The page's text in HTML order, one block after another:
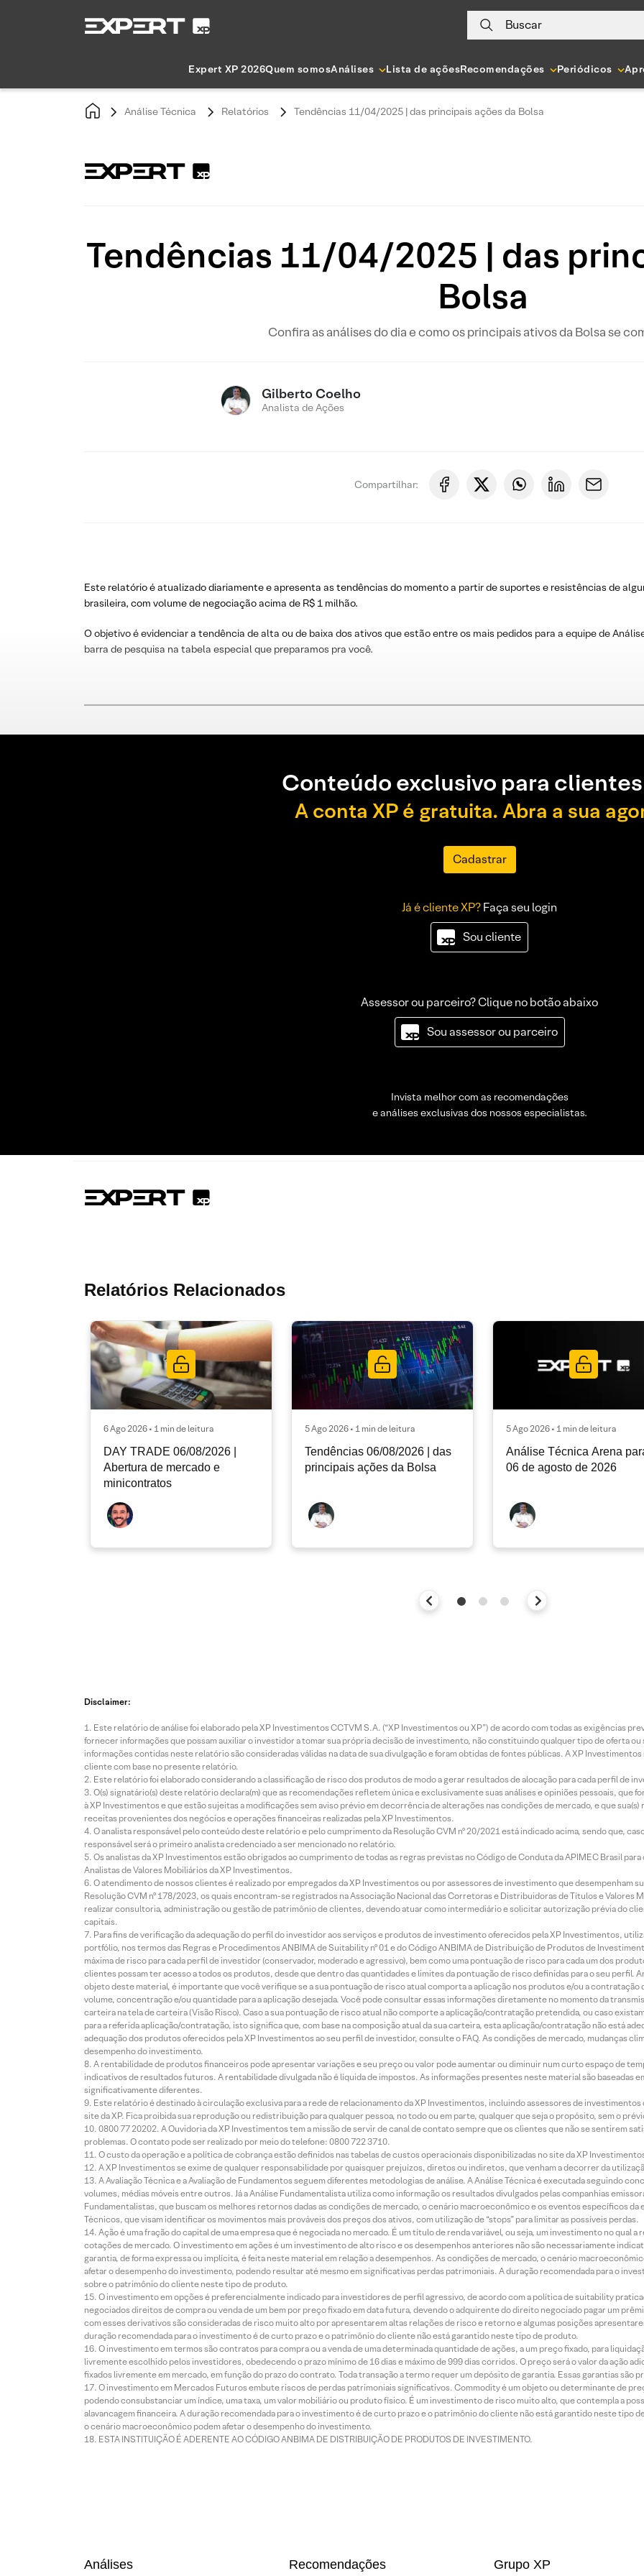
Buscar
Expert XP 2026Quem somosAnálises Lista de açõesRecomendações Periódicos
Análise Técnica Relatórios Tendências 11/04/2025 | das principais ações da Bolsa
Tendências 11/04/2025 | das
Bolsa
Confira as análises do dia e como os principais ativos da Bolsa se
Gilberto Coelho
Analista de Ações
Compartilhar:
Este relatório é atualizado diariamente e apresenta as tendências do momento a partir de suportes e resistências de
brasileira, com volume de negociação acima de R$ 1 milhão.
O objetivo é evidenciar a tendência de alta ou de baixa dos ativos que estão entre os mais pedidos para a equipe de
barra de pesquisa na tabela especial que preparamos pra você.
Conteúdo exclusivo para
A conta XP é gratuita. Abra a sua
Cadastrar
Já é cliente XP?Faça seu login
Sou cliente
Assessor ou parceiro? Clique no botão abaixo
Sou assessor ou parceiro
Invista melhor com as recomendações
e análises exclusivas dos nossos especialistas.
Relatórios Relacionados
6 Ago 2026 • 1 min de leitura
DAY TRADE 06/08/2026 |
Abertura de mercado e
minicontratos
5 Ago 2026 • 1 min de leitura
Tendências 06/08/2026 | das
principais ações da Bolsa
5 Ago 2026 • 1 min de leitura
Análise Técnica Arena
06 de agosto de 2026
Disclaimer:
Este relatório de análise foi elaborado pela XP Investimentos CCTVM S.A. (“XP Investimentos ou XP”) de acordo com todas as exigências
fornecer informações que possam auxiliar o investidor a tomar sua própria decisão de investimento, não constituindo qualquer tipo de oferta
informações contidas neste relatório são consideradas válidas na data de sua divulgação e foram obtidas de fontes públicas. A XP
cliente com base no presente relatório.
Este relatório foi elaborado considerando a classificação de risco dos produtos de modo a gerar resultados de alocação para cada perfil de
O(s) signatário(s) deste relatório declara(m) que as recomendações refletem única e exclusivamente suas análises e opiniões pessoais, que
à XP Investimentos e que estão sujeitas a modificações sem aviso prévio em decorrência de alterações nas condições de mercado, e que
receitas provenientes dos negócios e operações financeiras realizadas pela XP Investimentos.
O analista responsável pelo conteúdo deste relatório e pelo cumprimento da Resolução CVM nº 20/2021 está indicado acima, sendo que,
responsável será o primeiro analista credenciado a ser mencionado no relatório.
Os analistas da XP Investimentos estão obrigados ao cumprimento de todas as regras previstas no Código de Conduta da APIMEC Brasil
Analistas de Valores Mobiliários da XP Investimentos.
O atendimento de nossos clientes é realizado por empregados da XP Investimentos ou por assessores de investimento que desempenham
Resolução CVM nº 178/2023, os quais encontram-se registrados na Associação Nacional das Corretoras e Distribuidoras de Títulos e Valores
realizar consultoria, administração ou gestão de patrimônio de clientes, devendo atuar como intermediário e solicitar autorização prévia do
capitais.
Para fins de verificação da adequação do perfil do investidor aos serviços e produtos de investimento oferecidos pela XP Investimentos,
portfólio, nos termos das Regras e Procedimentos ANBIMA de Suitability nº 01 e do Código ANBIMA de Distribuição de Produtos de
máxima de risco para cada perfil de investidor (conservador, moderado e agressivo), bem como uma pontuação de risco para cada um dos
clientes possam ter acesso a todos os produtos, desde que dentro das quantidades e limites da pontuação de risco definidas para o seu perfil.
objeto deste material, é importante que você verifique se a sua pontuação de risco atual comporta a aplicação nos produtos e/ou a contratação
volume, concentração e/ou quantidade para a aplicação desejada. Você pode consultar essas informações diretamente no momento da
carteira na tela de carteira (Visão Risco). Caso a sua pontuação de risco atual não comporte a aplicação/contratação pretendida, ou caso
para a referida aplicação/contratação, isto significa que, com base na composição atual da sua carteira, esta aplicação/contratação não está
adequação dos produtos oferecidos pela XP Investimentos ao seu perfil de investidor, consulte o FAQ. As condições de mercado, mudanças
desempenho do investimento.
A rentabilidade de produtos financeiros pode apresentar variações e seu preço ou valor pode aumentar ou diminuir num curto espaço de
indicativos de resultados futuros. A rentabilidade divulgada não é líquida de impostos. As informações presentes neste material são baseadas
significativamente diferentes.
Este relatório é destinado à circulação exclusiva para a rede de relacionamento da XP Investimentos, incluindo assessores de investimentos
site da XP. Fica proibida sua reprodução ou redistribuição para qualquer pessoa, no todo ou em parte, qualquer que seja o propósito, sem o
0800 77 20202. A Ouvidoria da XP Investimentos tem a missão de servir de canal de contato sempre que os clientes que não se sentirem
problemas. O contato pode ser realizado por meio do telefone: 0800 722 3710.
O custo da operação e a política de cobrança estão definidos nas tabelas de custos operacionais disponibilizadas no site da XP
A XP Investimentos se exime de qualquer responsabilidade por quaisquer prejuízos, diretos ou indiretos, que venham a decorrer da
A Avaliação Técnica e a Avaliação de Fundamentos seguem diferentes metodologias de análise. A Análise Técnica é executada seguindo
volumes, médias móveis entre outros. Já a Análise Fundamentalista utiliza como informação os resultados divulgados pelas companhias
Fundamentalistas, que buscam os melhores retornos dadas as condições de mercado, o cenário macroeconômico e os eventos específicos
Técnicos, que visam identificar os movimentos mais prováveis dos preços dos ativos, com utilização de “stops” para limitar as possíveis perdas.
Ação é uma fração do capital de uma empresa que é negociada no mercado. É um título de renda variável, ou seja, um investimento no qual
cotações de mercado. O investimento em ações é um investimento de alto risco e os desempenhos anteriores não são necessariamente
garantia, de forma expressa ou implícita, é feita neste material em relação a desempenhos. As condições de mercado, o cenário
afetar o desempenho do investimento, podendo resultar até mesmo em significativas perdas patrimoniais. A duração recomendada para o
sobre o patrimônio do cliente neste tipo de produto.
O investimento em opções é preferencialmente indicado para investidores de perfil agressivo, de acordo com a política de suitability
negociados direitos de compra ou venda de um bem por preço fixado em data futura, devendo o adquirente do direito negociado pagar um
com esses derivativos são consideradas de risco muito alto por apresentarem altas relações de risco e retorno e algumas posições
duração recomendada para o investimento é de curto prazo e o patrimônio do cliente não está garantido neste tipo de produto.
O investimento em termos são contratos para compra ou a venda de uma determinada quantidade de ações, a um preço fixado, para
livremente escolhido pelos investidores, obedecendo o prazo mínimo de 16 dias e máximo de 999 dias corridos. O preço será o valor da ação
fixados livremente em mercado, em função do prazo do contrato. Toda transação a termo requer um depósito de garantia. Essas garantias são
O investimento em Mercados Futuros embute riscos de perdas patrimoniais significativos. Commodity é um objeto ou determinante de
podendo consubstanciar um índice, uma taxa, um valor mobiliário ou produto físico. É um investimento de risco muito alto, que contempla a
alavancagem financeira. A duração recomendada para o investimento é de curto prazo e o patrimônio do cliente não está garantido neste tipo
o cenário macroeconômico podem afetar o desempenho do investimento.
ESTA INSTITUIÇÃO É ADERENTE AO CÓDIGO ANBIMA DE DISTRIBUIÇÃO DE PRODUTOS DE INVESTIMENTO.
Análises Recomendações Grupo XP